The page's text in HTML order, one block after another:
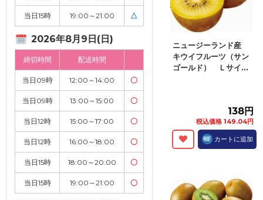
当日15時 19:00～21:00 △
2026年8月9日(日)
締切時間 配送時間
当日09時 12:00～14:00 〇
当日09時 13:00～15:00 〇
当日12時 15:00～17:00 〇
当日12時 16:00～18:00 〇
当日15時 18:00～20:00 〇
当日15時 19:00～21:00 〇
ニュージーランド産
キウイフルーツ（サン
ゴールド） Ｌサイ...
138円
税込価格 149.04円
カートに追加